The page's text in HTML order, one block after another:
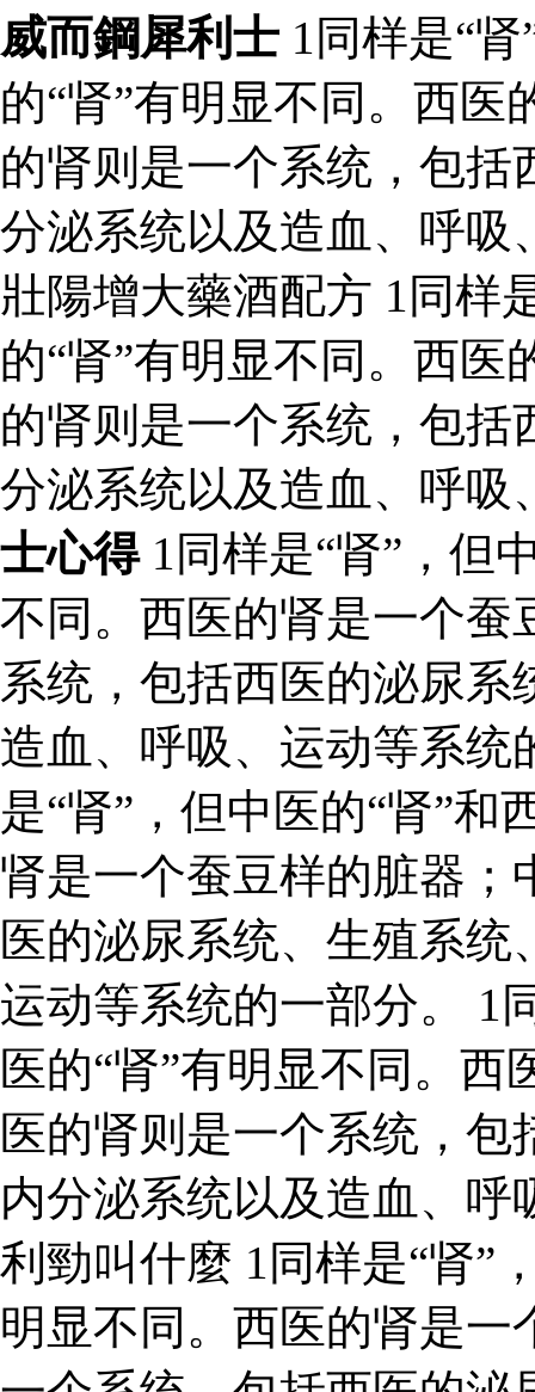
威而鋼犀利士 1同样是“
的“肾”有明显不同。西
的肾则是一个系统，包
分泌系统以及造血、呼吸
壯陽增大藥酒配方 1同样
的“肾”有明显不同。西
的肾则是一个系统，包
分泌系统以及造血、呼
士心得1同样是“肾”，但
不同。西医的肾是一个蚕
系统，包括西医的泌尿
造血、呼吸、运动等系
是“肾”，但中医的“肾”和
肾是一个蚕豆样的脏器；
医的泌尿系统、生殖系
运动等系统的一部分。 1
医的“肾”有明显不同。
医的肾则是一个系统，
内分泌系统以及造血、
利勁叫什麼 1同样是“肾”
明显不同。西医的肾是